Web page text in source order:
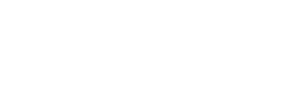
daher nicht in
Denk- oder
Lebendigkeit der
in mehreren